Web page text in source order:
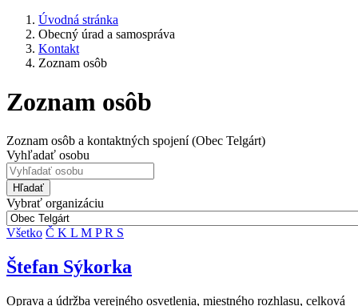
Úvodná stránka
Obecný úrad a samospráva
Kontakt
Zoznam osôb
Zoznam osôb
Zoznam osôb a kontaktných spojení (Obec Telgárt)
Vyhľadať osobu
Hľadať
Vybrať organizáciu
Všetko Č K L M PR S
Štefan Sýkorka
Oprava a údržba verejného osvetlenia, miestného rozhlasu, celková